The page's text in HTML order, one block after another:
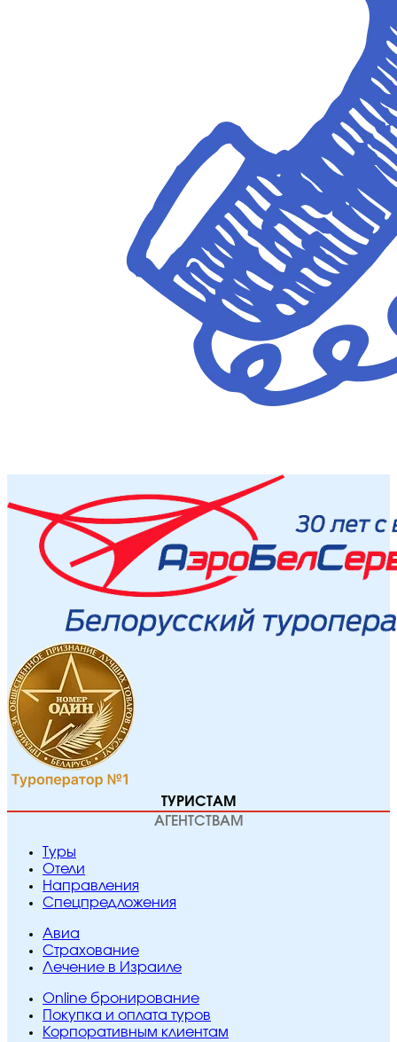
ТУРИСТАМ
АГЕНТСТВАМ
Туры
Отели
Направления
Спецпредложения
Авиа
Страхование
Лечение в Израиле
Online бронирование
Покупка и оплата туров
Корпоративным клиентам